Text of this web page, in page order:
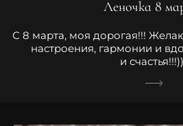
Леночка 8
С 8 марта, моя дорогая!!!
настроения, гармонии и
и